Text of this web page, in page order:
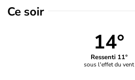
Ce soir
14°
Ressenti 11°
sous l'effet du vent